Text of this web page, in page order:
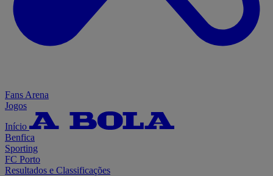
Fans Arena
Jogos
Início
Benfica
Sporting
FC Porto
Resultados e Classificações